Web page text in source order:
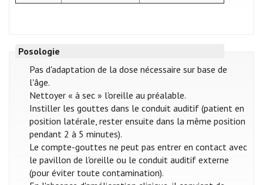
Posologie
Pas d'adaptation de la dose nécessaire sur base de
l'âge.
Nettoyer « à sec » l'oreille au préalable.
Instiller les gouttes dans le conduit auditif (patient en
position latérale, rester ensuite dans la même position
pendant 2 à 5 minutes).
Le compte-gouttes ne peut pas entrer en contact avec
le pavillon de l'oreille ou le conduit auditif externe
(pour éviter toute contamination).